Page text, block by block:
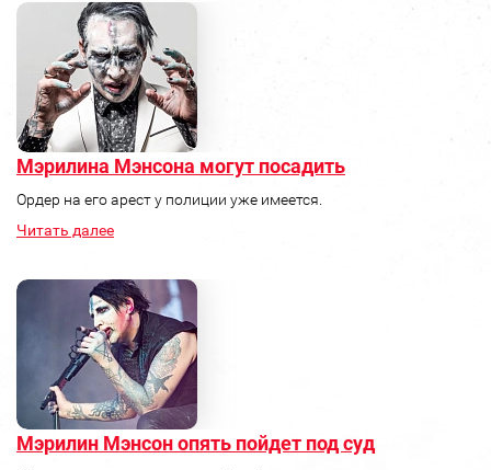
Мэрилина Мэнсона могут посадить
Ордер на его арест у полиции уже имеется.
Читать далее
Мэрилин Мэнсон опять пойдет под суд